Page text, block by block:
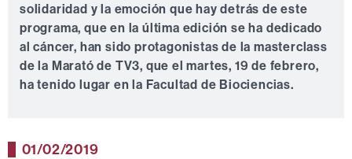
solidaridad y la emoción que hay detrás de este
programa, que en la última edición se ha dedicado
al cáncer, han sido protagonistas de la masterclass
de la Marató de TV3, que el martes, 19 de febrero,
ha tenido lugar en la Facultad de Biociencias.
01/02/2019